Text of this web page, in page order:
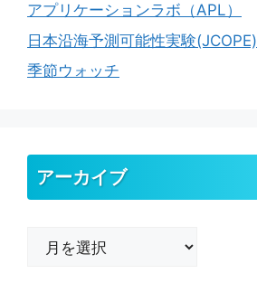
アプリケーションラボ（APL）
日本沿海予測可能性実験(JCOPE)
季節ウォッチ
アーカイブ